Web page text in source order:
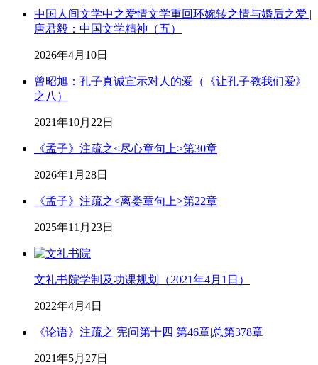
中国人间文学中之爱情文学重回环婉转之情与婚后之爱 |
唐君毅：中国文学精神（五）
2026年4月10日
曾昭旭：孔子真诚宣示对人的爱（《让孔子教我们爱》
之八）
2021年10月22日
《孟子》注疏之<尽心章句上>第30章
2026年1月28日
《孟子》注疏之<离娄章句上>第22章
2025年11月23日
文礼书院学制及功课规划（2021年4月1日）
2022年4月4日
《论语》注疏之 宪问第十四 第46章|总第378章
2021年5月27日